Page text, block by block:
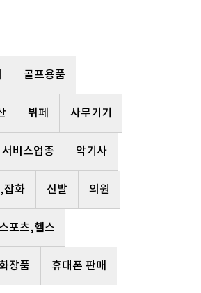
골프용품
뷔페 사무기기
서비스업종 악기사
잡화 신발 의원
포츠,헬스
장품 휴대폰 판매